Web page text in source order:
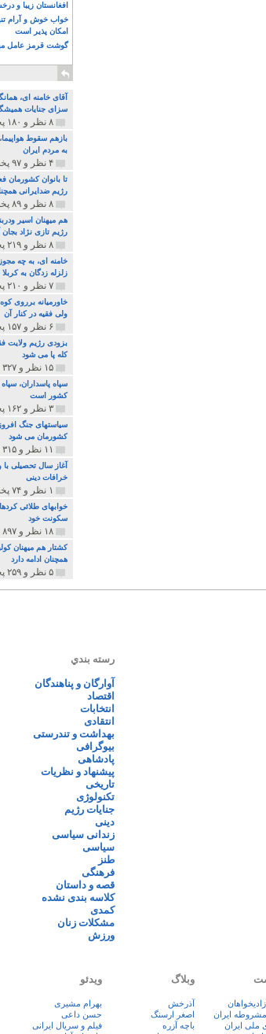
افغانستان زیبا و
خواب خوش و آرام
امکان پذیر است
گوشت قرمز عامل
آقای خامنه ای،
سزای جنایات
۸ نظر و ۱۸۰ پخش
بازهم سقوط
به مردم ایران
۴ نظر و ۹۷ پخش
تا بانوان کشورمان
رژیم ضدایرانی
۸ نظر و ۸۹ پخش
هم میهنان اسیر
رژیم تازی نژاد بجان
۸ نظر و ۲۱۹ پخش
زلزله زدگان به
۷ نظر و ۲۱۰ پخش
خاورمیانه برروی
ولی فقیه در کنار آن
۶ نظر و ۱۵۷ پخش
بزودی رژیم ولایت
کله پا می شود
۱۵ نظر و ۳۲۷ پخش
سپاه پاسداران،
کشور است
۳ نظر و ۱۶۲ پخش
سیاستهای جنگ
کشورمان می شود
۱۱ نظر و ۳۱۵ پخش
آغاز سال تحصیلی
خرافات دینی
۱ نظر و ۷۴ پخش
خوابهای طلائی
سکونت خود
۱۸ نظر و ۸۹۷ پخش
کشتار هم میهنان
همچنان ادامه دارد
۵ نظر و ۲۵۹ پخش
رسته بندي
آوارگان و پناهندگان
اقتصاد
انتخابات
انتقادی
بهداشت و تندرستی
بیوگرافی
پادشاهی
پیشنهاد و نظریات
تاریخی
تکنولوژی
جنایات رژیم
دینی
زندانی سیاسی
سیاسی
طنز
فرهنگی
قصه و داستان
کلاسه بندی نشده
کمدی
مشکلات زنان
ورزش
ایران
ملی ایران
وبلاگ
آذرخش
اصغر ارسنگ
باچه آزره
ویدئو
بهرام مشیری
حسن داعی
فيلم و سريال ايرانی